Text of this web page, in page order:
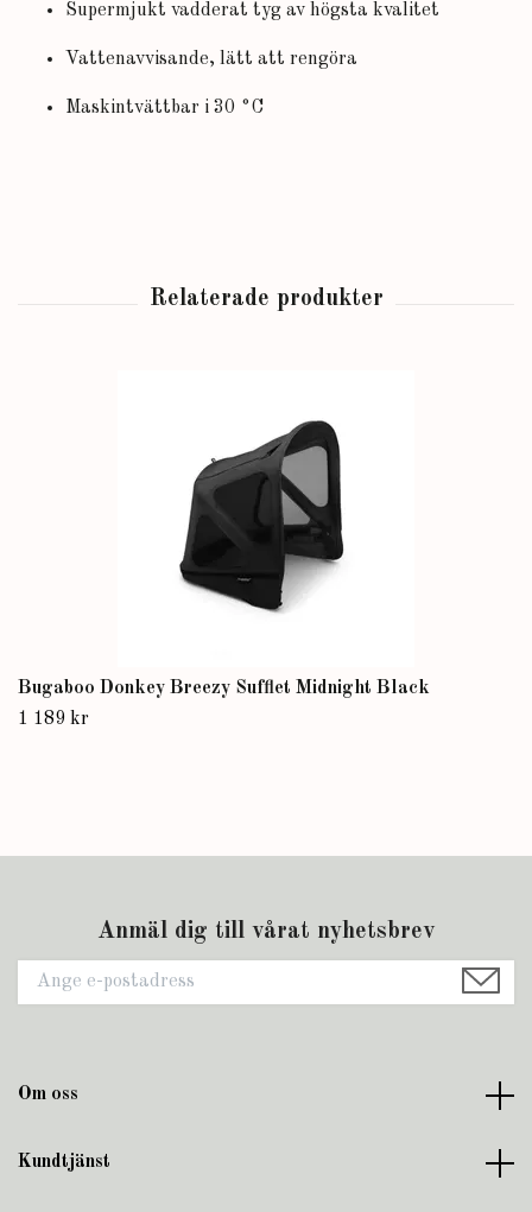
Supermjukt vadderat tyg av högsta kvalitet
Vattenavvisande, lätt att rengöra
Maskintvättbar i 30 °C
Bugaboo Donkey Breezy Sufflet Midnight Black
1 189 kr
Anmäl dig till vårat nyhetsbrev
Om oss
Kundtjänst